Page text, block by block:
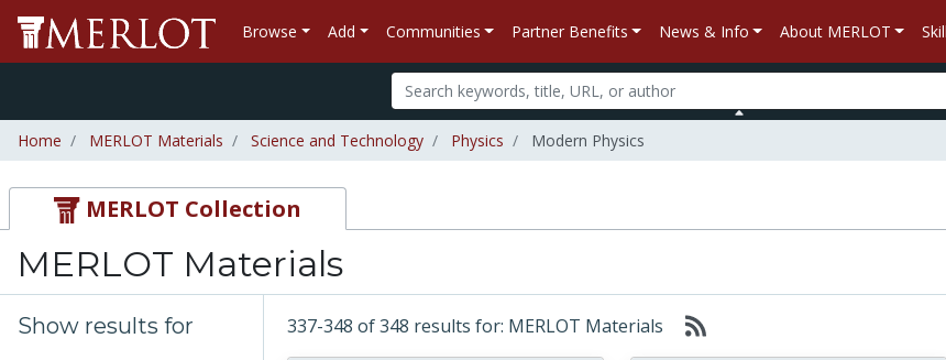
Browse Add Communities Partner Benefits News & Info About MERLOT
Home MERLOT Materials Science and Technology Physics Modern Physics
MERLOT Collection
MERLOT Materials
Show results for 337-348 of 348 results for: MERLOT Materials